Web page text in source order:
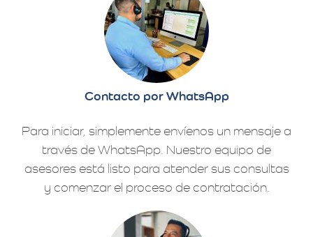
Contacto por WhatsApp
Para iniciar, simplemente envíenos un mensaje a
través de WhatsApp. Nuestro equipo de
asesores está listo para atender sus consultas
y comenzar el proceso de contratación.